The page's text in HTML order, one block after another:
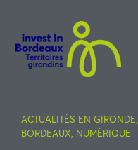
ACTUALITÉS EN GIRONDE,
BORDEAUX, NUMÉRIQUE